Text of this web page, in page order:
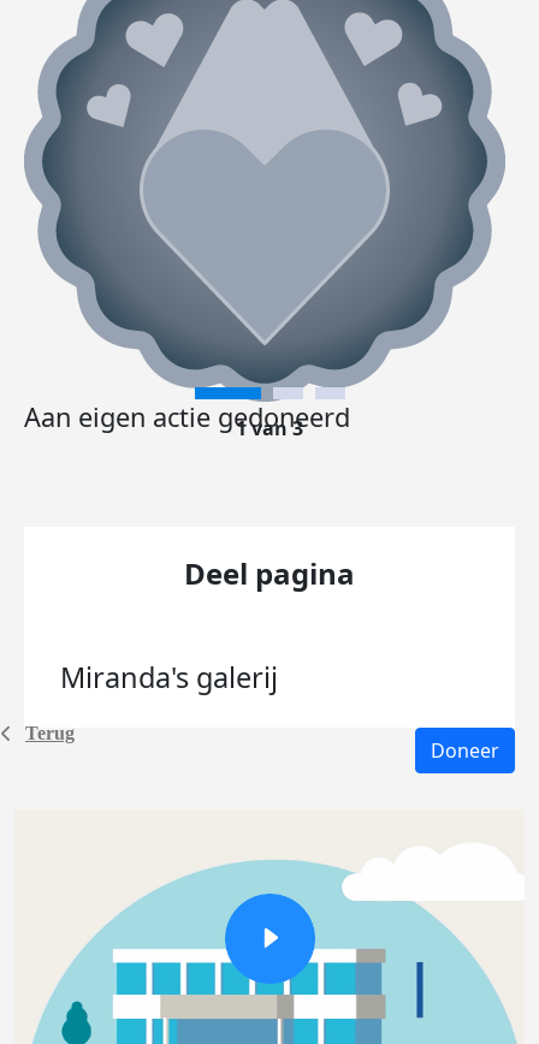
Terug
Aan eigen actie gedoneerd
1 van 3
Deel pagina
Miranda's galerij
Doneer